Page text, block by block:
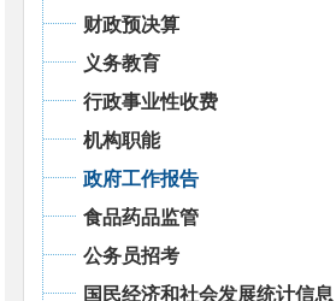
财政预决算
义务教育
行政事业性收费
机构职能
政府工作报告
食品药品监管
公务员招考
国民经济和社会发展统计信息